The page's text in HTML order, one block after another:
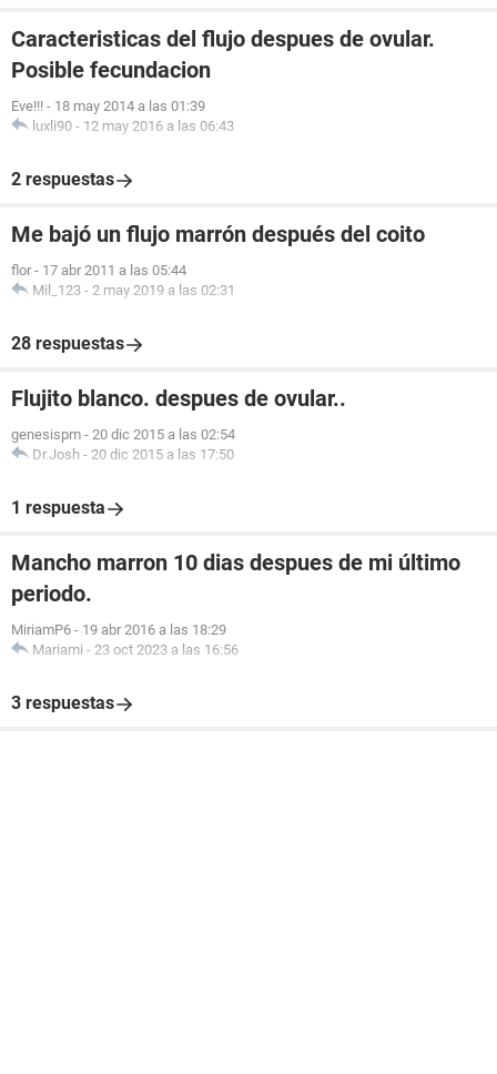
Caracteristicas del flujo despues de ovular.
Posible fecundacion
Eve!!! - 18 may 2014 a las 01:39
luxli90 - 12 may 2016 a las 06:43
2 respuestas
Me bajó un flujo marrón después del coito
flor - 17 abr 2011 a las 05:44
Mil_123 - 2 may 2019 a las 02:31
28 respuestas
Flujito blanco. despues de ovular..
genesispm - 20 dic 2015 a las 02:54
Dr.Josh - 20 dic 2015 a las 17:50
1 respuesta
Mancho marron 10 dias despues de mi último
periodo.
MiriamP6 - 19 abr 2016 a las 18:29
Mariami - 23 oct 2023 a las 16:56
3 respuestas